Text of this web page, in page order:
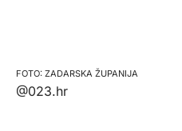
ZADARSKA ŽUPANIJA
@023.hr